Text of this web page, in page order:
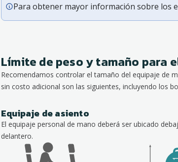
Para obtener mayor información sobre los
Límite de peso y tamaño para
Recomendamos controlar el tamaño del equipaje de
sin costo adicional son las siguientes, incluyendo los
Equipaje de asiento
El equipaje personal de mano deberá ser ubicado
delantero.